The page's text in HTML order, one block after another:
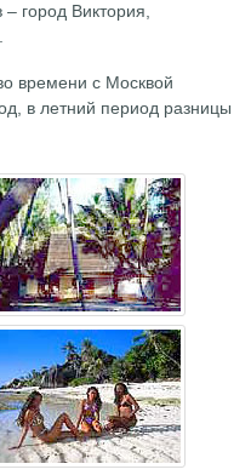
город Виктория,
времени с Москвой
в летний период разницы